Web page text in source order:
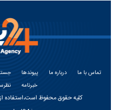
تماس با ما درباره ما پیوندها
خبرنامه
کلیه حقوق محفوظ است،استفاده